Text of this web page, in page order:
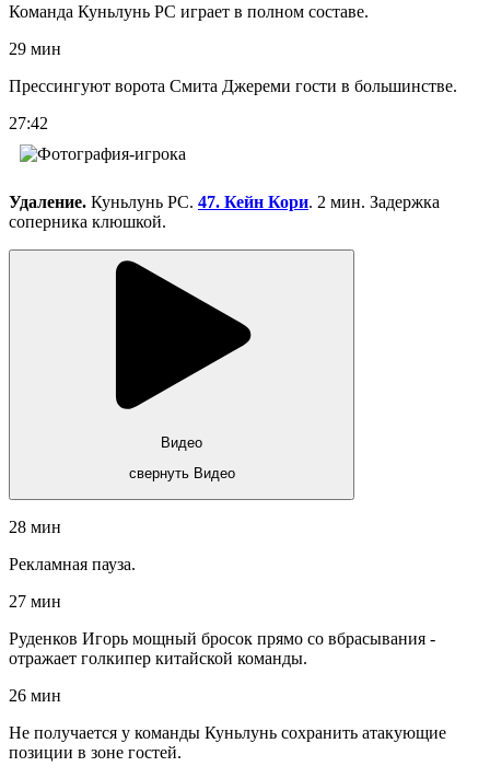
Команда Куньлунь РС играет в полном составе.
29 мин
Прессингуют ворота Смита Джереми гости в большинстве.
27:42
Удаление. Куньлунь РС. 47. Кейн Кори. 2 мин. Задержка
соперника клюшкой.
Видео
свернуть Видео
28 мин
Рекламная пауза.
27 мин
Руденков Игорь мощный бросок прямо со вбрасывания -
отражает голкипер китайской команды.
26 мин
Не получается у команды Куньлунь сохранить атакующие
позиции в зоне гостей.